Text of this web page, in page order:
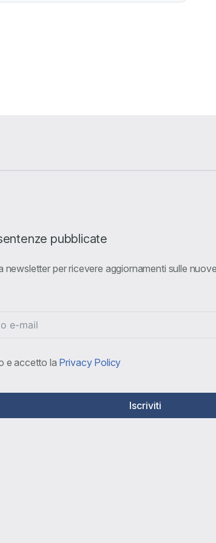
pubblicate
newsletter per ricevere aggiornamenti sulle
e accetto la Privacy Policy
Iscriviti